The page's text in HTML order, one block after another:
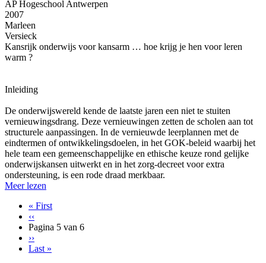
AP Hogeschool Antwerpen
2007
Marleen
Versieck
Kansrijk onderwijs voor kansarm … hoe krijg je hen voor leren
warm ?
Inleiding
De onderwijswereld kende de laatste jaren een niet te stuiten
vernieuwingsdrang. Deze vernieuwingen zetten de scholen aan tot
structurele aanpassingen. In de vernieuwde leerplannen met de
eindtermen of ontwikkelingsdoelen, in het GOK-beleid waarbij het
hele team een gemeenschappelijke en ethische keuze rond gelijke
onderwijskansen uitwerkt en in het zorg-decreet voor extra
ondersteuning, is een rode draad merkbaar.
Meer lezen
Paginering
Eerste
pagina
« First
Vorige
pagina
‹‹
Pagina 5 van 6
Volgende
pagina
››
Laatste
Last »